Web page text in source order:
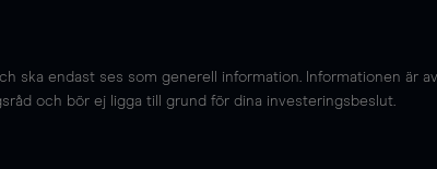
ska endast ses som generell information. Informationen är
och bör ej ligga till grund för dina investeringsbeslut.